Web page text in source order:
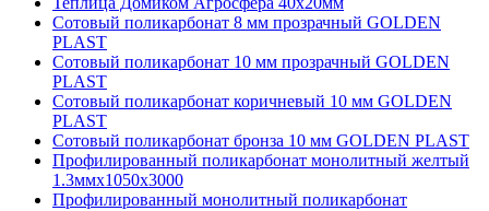
Сотовый поликарбонат 8 мм прозрачный GOLDEN
PLAST
Сотовый поликарбонат 10 мм прозрачный GOLDEN
PLAST
Сотовый поликарбонат коричневый 10 мм GOLDEN
PLAST
Сотовый поликарбонат бронза 10 мм GOLDEN PLAST
Профилированный поликарбонат монолитный желтый
1.3ммх1050х3000
Профилированный монолитный поликарбонат